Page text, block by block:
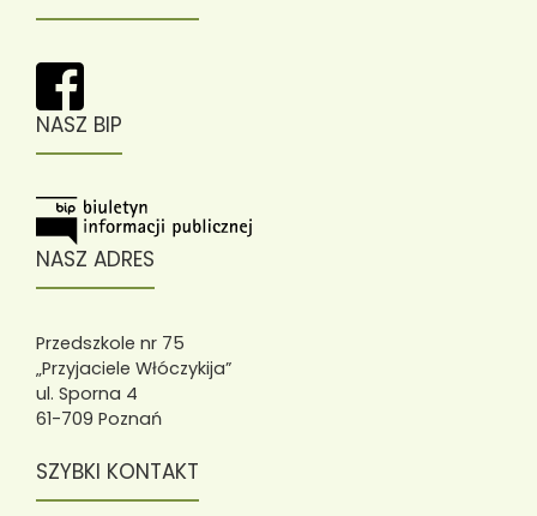
NASZ BIP
NASZ ADRES
Przedszkole nr 75
„Przyjaciele Włóczykija”
ul. Sporna 4
61-709 Poznań
SZYBKI KONTAKT